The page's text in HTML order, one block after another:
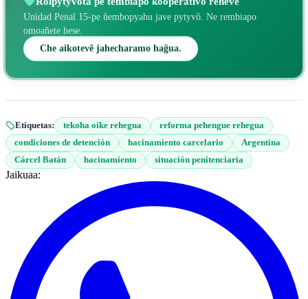
Unidad Penal 15-pe ñembopyahu jave pytyvõ. Ne rembiapo
omoañete hese.
Che aikotevẽ jahecharamo hag̃ua.
Etiquetas: tekoha oike rehegua
reforma pehengue rehegua
condiciones de detención
hacinamiento carcelario
Argentina
Cárcel Batán
hacinamiento situación penitenciaria
Jaikuaa: